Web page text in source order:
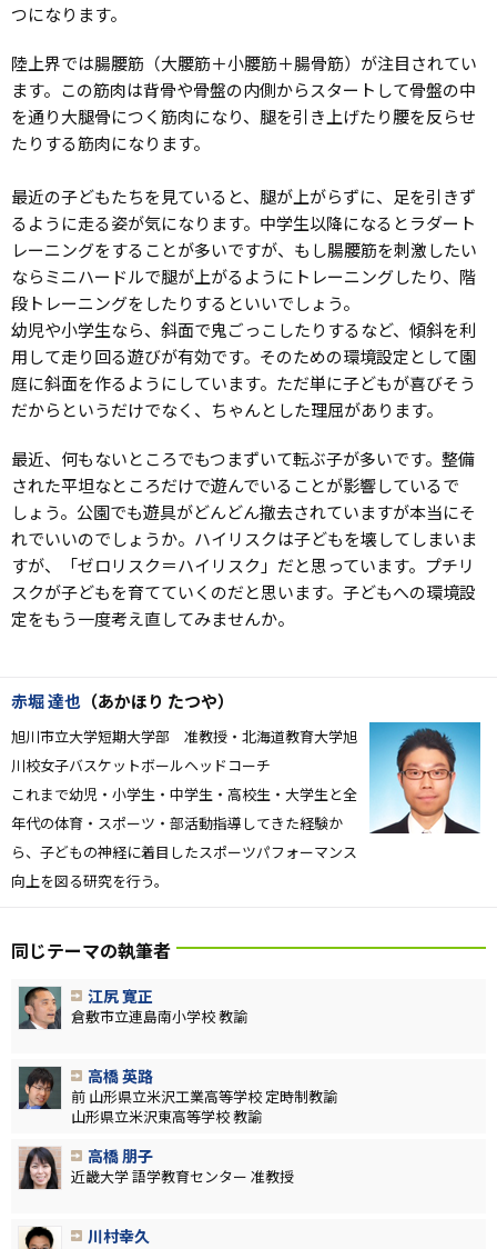
つになります。
陸上界では腸腰筋（大腰筋＋小腰筋＋腸骨筋）が注目されてい
ます。この筋肉は背骨や骨盤の内側からスタートして骨盤の中
を通り大腿骨につく筋肉になり、腿を引き上げたり腰を反らせ
たりする筋肉になります。
最近の子どもたちを見ていると、腿が上がらずに、足を引きず
るように走る姿が気になります。中学生以降になるとラダート
レーニングをすることが多いですが、もし腸腰筋を刺激したい
ならミニハードルで腿が上がるようにトレーニングしたり、階
段トレーニングをしたりするといいでしょう。
幼児や小学生なら、斜面で鬼ごっこしたりするなど、傾斜を利
用して走り回る遊びが有効です。そのための環境設定として園
庭に斜面を作るようにしています。ただ単に子どもが喜びそう
だからというだけでなく、ちゃんとした理屈があります。
最近、何もないところでもつまずいて転ぶ子が多いです。整備
された平坦なところだけで遊んでいることが影響しているで
しょう。公園でも遊具がどんどん撤去されていますが本当にそ
れでいいのでしょうか。ハイリスクは子どもを壊してしまいま
すが、「ゼロリスク＝ハイリスク」だと思っています。プチリ
スクが子どもを育てていくのだと思います。子どもへの環境設
定をもう一度考え直してみませんか。
赤堀 達也 （あかほり たつや）
旭川市立大学短期大学部 准教授・北海道教育大学旭
川校女子バスケットボールヘッドコーチ
これまで幼児・小学生・中学生・高校生・大学生と全
年代の体育・スポーツ・部活動指導してきた経験か
ら、子どもの神経に着目したスポーツパフォーマンス
向上を図る研究を行う。
同じテーマの執筆者
江尻 寛正
倉敷市立連島南小学校 教諭
高橋 英路
前 山形県立米沢工業高等学校 定時制教諭
山形県立米沢東高等学校 教諭
高橋 朋子
近畿大学 語学教育センター 准教授
川村幸久